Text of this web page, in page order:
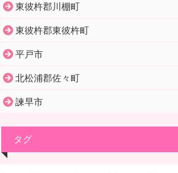
東彼杵郡川棚町
東彼杵郡東彼杵町
平戸市
北松浦郡佐々町
諫早市
タグ